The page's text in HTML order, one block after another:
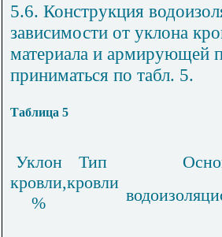
5.6. Конструкция
зависимости от уклона
материала и армирующей
приниматься по табл. 5.
Таблица 5
Уклон
кровли,
%
Тип
кровли